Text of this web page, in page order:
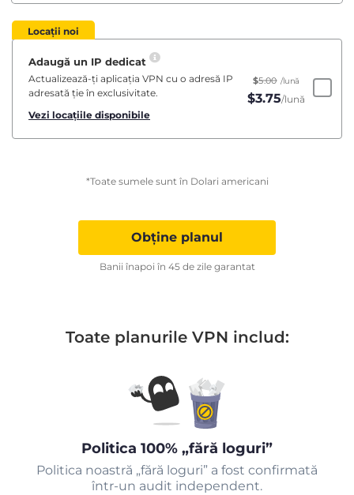
Locații noi
Adaugă un IP dedicat
Actualizează-ți aplicația VPN cu o adresă IP
adresată ție în exclusivitate.
Vezi locațiile disponibile
$5.00 /lună
$3.75/lună
*Toate sumele sunt în Dolari americani
Obține planul
Banii înapoi în 45 de zile garantat
Toate planurile VPN includ:
Politica 100% „fără loguri”
Politica noastră „fără loguri” a fost confirmată
într-un audit independent.